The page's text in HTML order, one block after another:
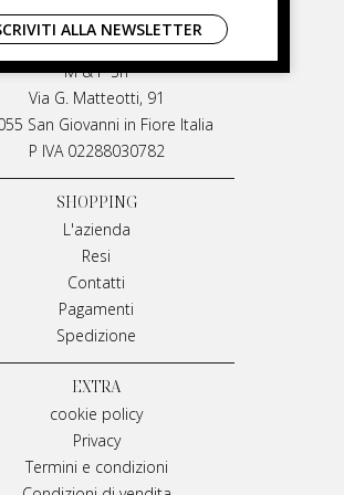
LIVIANA MIRARCHI
M & P Srl
Via G. Matteotti, 91
San Giovanni in Fiore Italia
P IVA 02288030782
SHOPPING
L'azienda
Resi
Contatti
Pagamenti
Spedizione
EXTRA
cookie policy
Privacy
Termini e condizioni
ALLA NEWSLETTER